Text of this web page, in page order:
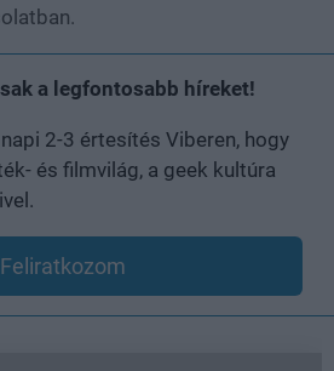
a legfontosabb híreket!
2-3 értesítés Viberen, hogy
és filmvilág, a geek kultúra
Feliratkozom